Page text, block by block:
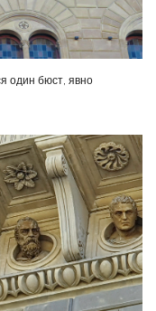
один бюст, явно